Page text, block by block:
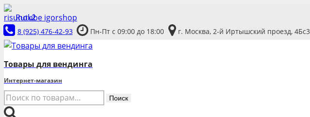
Перейти
к
содержимому
Rutube igorshop
8 (925) 476-42-93 Пн-Пт с 09:00 до 18:00 г. Москва, 2-й Иртышский проезд, 4Бс3
Товары для вендинга
Интернет-магазин
Искать: Поиск